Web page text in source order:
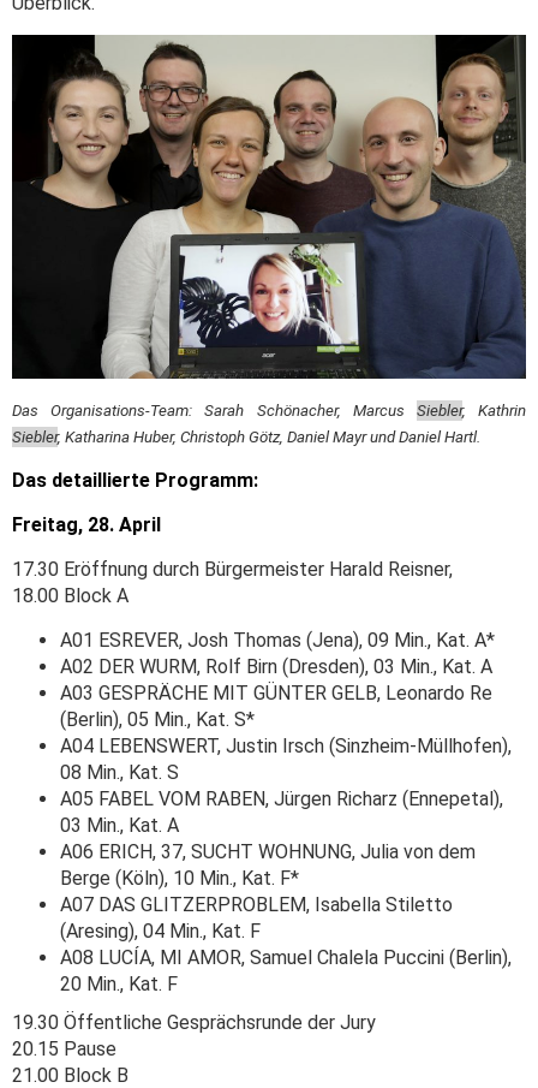
Das Organisations-Team: Sarah Schönacher, Marcus Siebler, Kathrin
Siebler, Katharina Huber, Christoph Götz, Daniel Mayr und Daniel Hartl.
Das detaillierte Programm:
Freitag, 28. April
17.30 Eröffnung durch Bürgermeister Harald Reisner,
18.00 Block A
A01 ESREVER, Josh Thomas (Jena), 09 Min., Kat. A*
A02 DER WURM, Rolf Birn (Dresden), 03 Min., Kat. A
A03 GESPRÄCHE MIT GÜNTER GELB, Leonardo Re
(Berlin), 05 Min., Kat. S*
A04 LEBENSWERT, Justin Irsch (Sinzheim-Müllhofen),
08 Min., Kat. S
A05 FABEL VOM RABEN, Jürgen Richarz (Ennepetal),
03 Min., Kat. A
A06 ERICH, 37, SUCHT WOHNUNG, Julia von dem
Berge (Köln), 10 Min., Kat. F*
A07 DAS GLITZERPROBLEM, Isabella Stiletto
(Aresing), 04 Min., Kat. F
A08 LUCÍA, MI AMOR, Samuel Chalela Puccini (Berlin),
20 Min., Kat. F
19.30 Öffentliche Gesprächsrunde der Jury
20.15 Pause
21.00 Block B